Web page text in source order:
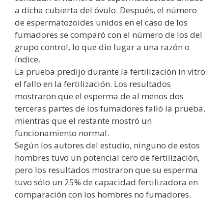
a dicha cubierta del óvulo. Después, el número
de espermatozoides unidos en el caso de los
fumadores se comparó con el número de los del
grupo control, lo que dio lugar a una razón o
índice.
La prueba predijo durante la fertilización in vitro
el fallo en la fertilización. Los resultados
mostraron que el esperma de al menos dos
terceras partes de los fumadores falló la prueba,
mientras que el restante mostró un
funcionamiento normal.
Según los autores del estudio, ninguno de estos
hombres tuvo un potencial cero de fertilización,
pero los resultados mostraron que su esperma
tuvo sólo un 25% de capacidad fertilizadora en
comparación con los hombres no fumadores.